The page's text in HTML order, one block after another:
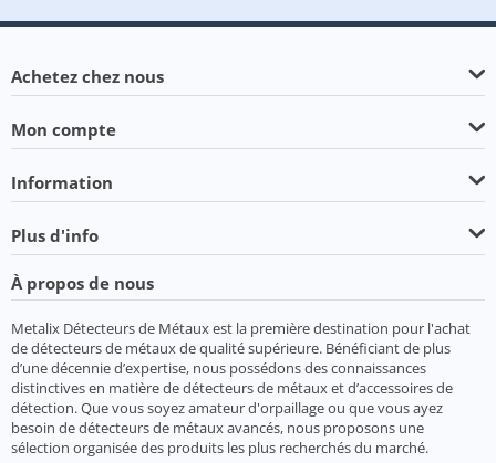
Achetez chez nous
Mon compte
Information
Plus d'info
À propos de nous
Metalix Détecteurs de Métaux est la première destination pour l'achat
de détecteurs de métaux de qualité supérieure. Bénéficiant de plus
d’une décennie d’expertise, nous possédons des connaissances
distinctives en matière de détecteurs de métaux et d’accessoires de
détection. Que vous soyez amateur d'orpaillage ou que vous ayez
besoin de détecteurs de métaux avancés, nous proposons une
sélection organisée des produits les plus recherchés du marché.